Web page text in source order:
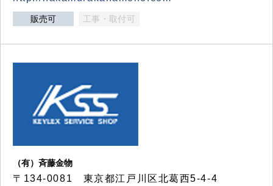
販売可 工事・取付可
（有）斉藤金物
〒134-0081 東京都江戸川区北葛西5-4-4